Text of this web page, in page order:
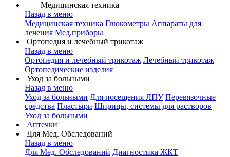
Медицинская техника
Назад в меню
Медицинская техника Глюкометры Аппараты для
лечения Мед.приборы
Ортопедия и лечебный трикотаж
Назад в меню
Ортопедия и лечебный трикотаж Лечебный трикотаж
Ортопедические изделия
Уход за больными
Назад в меню
Уход за больными Для посещения ЛПУ Перевязочные
средства Пластыри Шприцы, системы для растворов
Уход за больными
Аптечки
Для Мед. Обследований
Назад в меню
Для Мед. Обследований Диагностика ЖКТ